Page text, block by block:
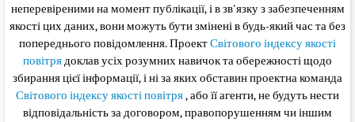
неперевіреними на момент публікації, і в зв'язку з забезпеченням
якості цих даних, вони можуть бути змінені в будь-який час та без
попереднього повідомлення. ПроектСвітового індексу якості
повітрядоклав усіх розумних навичок та обережності щодо
збирання цієї інформації, і ні за яких обставин проектна команда
Світового індексу якості повітря, або її агенти, не будуть нести
відповідальність за договором, правопорушенням чи іншим